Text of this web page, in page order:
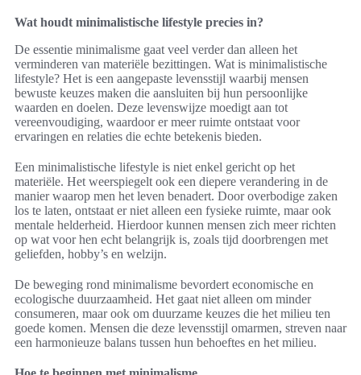
Wat houdt minimalistische lifestyle precies in?
De essentie minimalisme gaat veel verder dan alleen het
verminderen van materiële bezittingen. Wat is minimalistische
lifestyle? Het is een aangepaste levensstijl waarbij mensen
bewuste keuzes maken die aansluiten bij hun persoonlijke
waarden en doelen. Deze levenswijze moedigt aan tot
vereenvoudiging, waardoor er meer ruimte ontstaat voor
ervaringen en relaties die echte betekenis bieden.
Een minimalistische lifestyle is niet enkel gericht op het
materiële. Het weerspiegelt ook een diepere verandering in de
manier waarop men het leven benadert. Door overbodige zaken
los te laten, ontstaat er niet alleen een fysieke ruimte, maar ook
mentale helderheid. Hierdoor kunnen mensen zich meer richten
op wat voor hen echt belangrijk is, zoals tijd doorbrengen met
geliefden, hobby’s en welzijn.
De beweging rond minimalisme bevordert economische en
ecologische duurzaamheid. Het gaat niet alleen om minder
consumeren, maar ook om duurzame keuzes die het milieu ten
goede komen. Mensen die deze levensstijl omarmen, streven naar
een harmonieuze balans tussen hun behoeftes en het milieu.